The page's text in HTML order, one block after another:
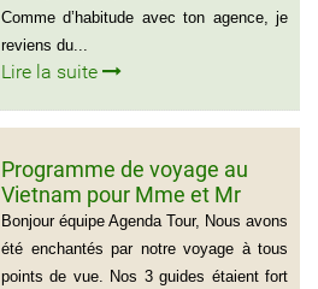
Comme d’habitude avec ton agence, je
reviens du...
Lire la suite
Programme de voyage au
Vietnam pour Mme et Mr
BOUVART
Bonjour équipe Agenda Tour, Nous avons
été enchantés par notre voyage à tous
points de vue. Nos 3 guides étaient fort